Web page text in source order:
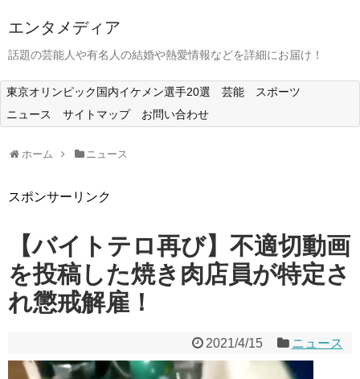
エンタメディア
話題の芸能人や有名人の結婚や熱愛情報などを詳細にお届け！
東京オリンピック国内イケメン選手20選 芸能
スポーツ
ニュース
サイトマップ お問い合わせ
ホーム ニュース
スポンサーリンク
【バイトテロ再び】不適切動画
を投稿した焼き肉店員が特定さ
れ懲戒解雇！
2021/4/15 ニュース